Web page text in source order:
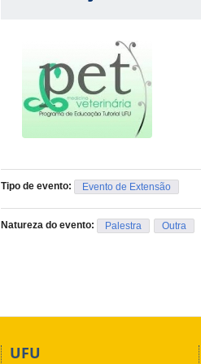
Tipo de evento: Evento de Extensão
Natureza do evento: Palestra Outra
UFU